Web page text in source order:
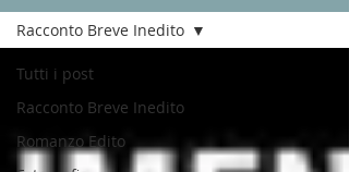
Tutti i post
Racconto Breve Inedito
Romanzo Edito
Racconto Breve Inedito